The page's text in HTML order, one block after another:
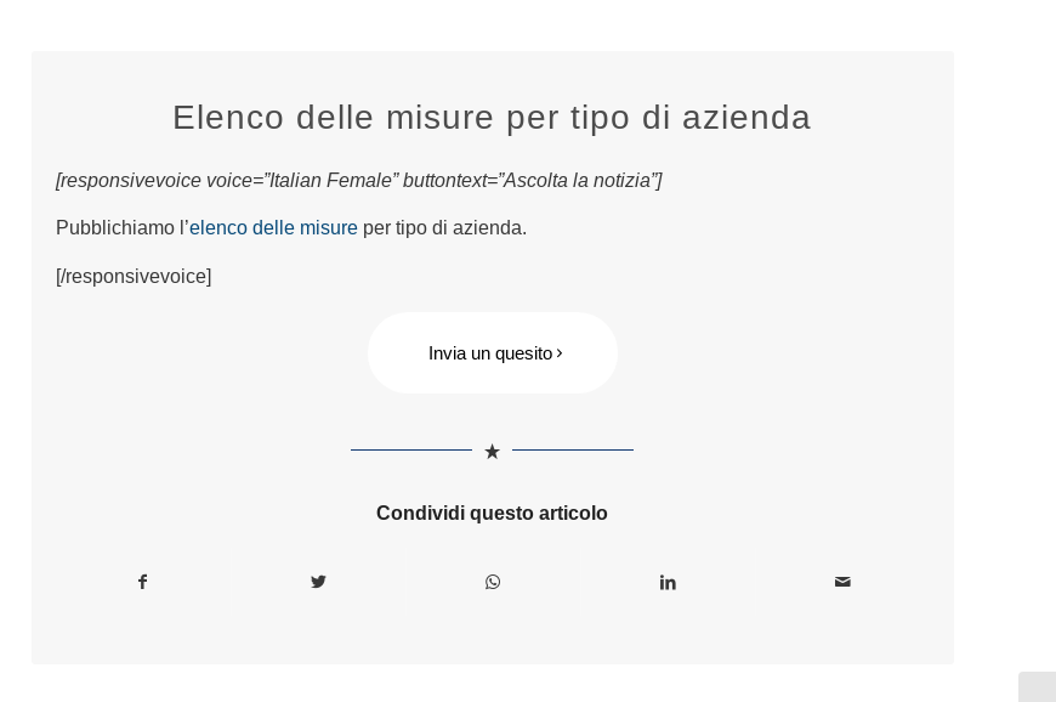
Elenco delle misure per tipo di azienda
[responsivevoice voice=”Italian Female” buttontext=”Ascolta la notizia”]
Pubblichiamo l’elenco delle misureper tipo di azienda.
[/responsivevoice]
Invia un quesito
Condividi questo articolo